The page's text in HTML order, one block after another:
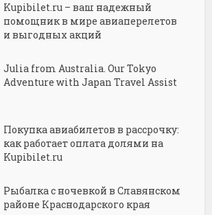
Kupibilet.ru – ваш надежный
помощник в мире авиаперелетов
и выгодных акций
Julia from Australia. Our Tokyo
Adventure with Japan Travel Assist
Покупка авиабилетов в рассрочку:
как работает оплата долями на
Kupibilet.ru
Рыбалка с ночевкой в Славянском
районе Краснодарского края